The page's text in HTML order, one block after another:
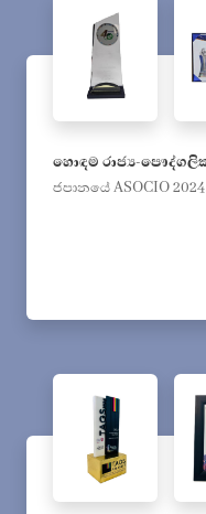
හොඳම රාජ්‍ය-
ජපානයේ ASOCIO